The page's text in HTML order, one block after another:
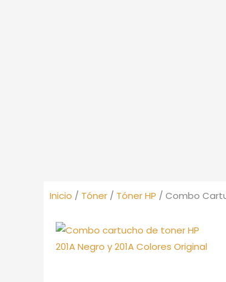
Inicio / Tóner / Tóner HP / Combo